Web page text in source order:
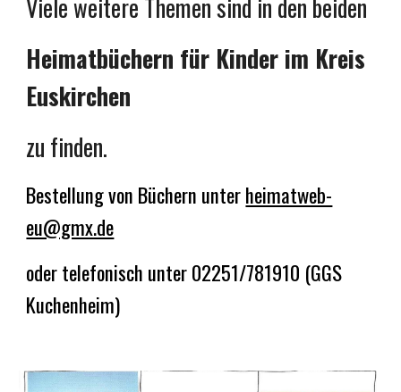
Viele weitere Themen sind in den beiden
Heimatbüchern für Kinder im Kreis
Euskirchen
zu finden.
Bestellung von Büchern unterheimatweb-
eu@gmx.de
oder telefonisch unter 02251/781910 (GGS
Kuchenheim)